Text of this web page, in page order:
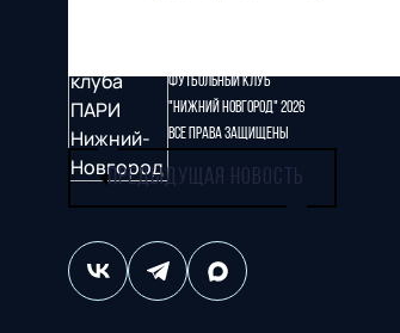
ПРЕДЫДУЩАЯ НОВОСТЬ
Футбольный клуб
"Нижний Новгород" 2026
Все права защищены